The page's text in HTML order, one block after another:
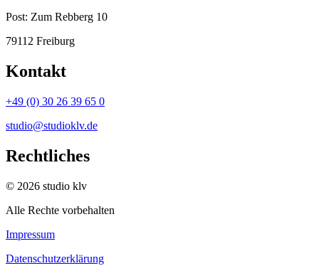
Post: Zum Rebberg 10
79112 Freiburg
Kontakt
+49 (0) 30 26 39 65 0
studio@studioklv.de
Rechtliches
© 2026 studio klv
Alle Rechte vorbehalten
Impressum
Datenschutzerklärung